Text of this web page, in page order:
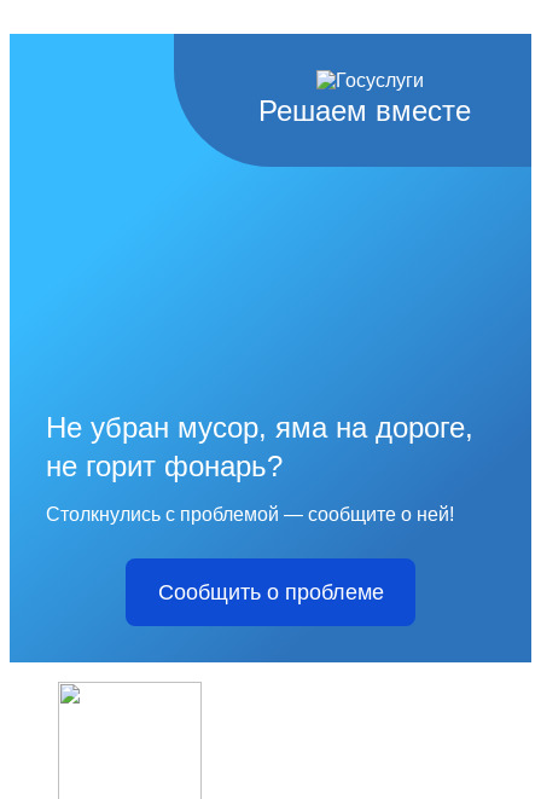
Решаем вместе
Не убран мусор, яма на дороге,
не горит фонарь?
Столкнулись с проблемой — сообщите о ней!
Сообщить о проблеме